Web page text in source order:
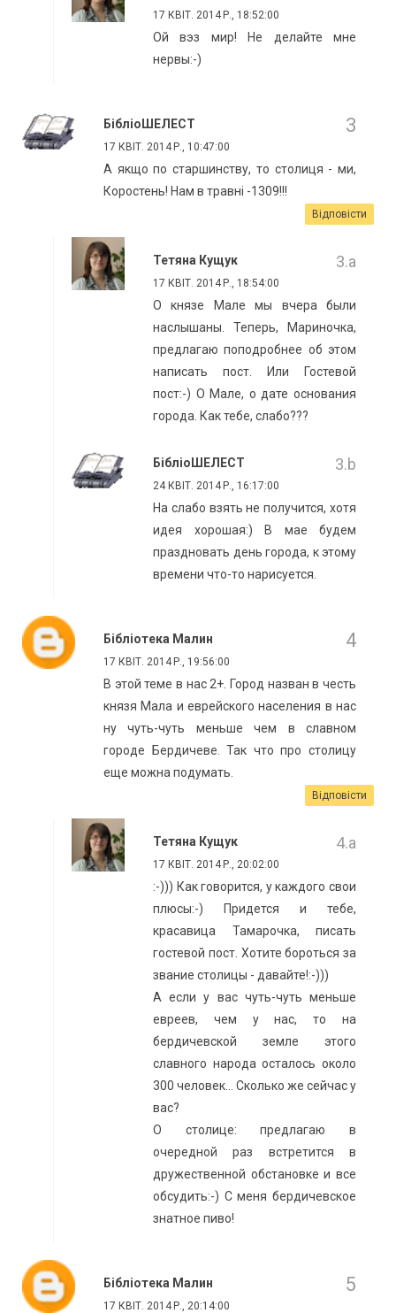
17 КВІТ. 2014 Р., 18:52:00
Ой вэз мир! Не делайте мне
нервы:-)
БібліоШЕЛЕСТ
17 КВІТ. 2014 Р., 10:47:00
А якщо по старшинству, то столиця - ми,
Коростень! Нам в травні -1309!!!
Відповісти
Тетяна Кущук
17 КВІТ. 2014 Р., 18:54:00
О князе Мале мы вчера были
наслышаны. Теперь, Мариночка,
предлагаю поподробнее об этом
написать пост. Или Гостевой
пост:-) О Мале, о дате основания
города. Как тебе, слабо???
БібліоШЕЛЕСТ
24 КВІТ. 2014 Р., 16:17:00
На слабо взять не получится, хотя
идея хорошая:) В мае будем
праздновать день города, к этому
времени что-то нарисуется.
Бібліотека Малин
17 КВІТ. 2014 Р., 19:56:00
В этой теме в нас 2+. Город назван в честь
князя Мала и еврейского населения в нас
ну чуть-чуть меньше чем в славном
городе Бердичеве. Так что про столицу
еще можна подумать.
Відповісти
Тетяна Кущук
17 КВІТ. 2014 Р., 20:02:00
:-))) Как говорится, у каждого свои
плюсы:-) Придется и тебе,
красавица Тамарочка, писать
гостевой пост. Хотите бороться за
звание столицы - давайте!:-)))
А если у вас чуть-чуть меньше
евреев, чем у нас, то на
бердичевской земле этого
славного народа осталось около
300 человек... Сколько же сейчас у
вас?
О столице: предлагаю в
очередной раз встретится в
дружественной обстановке и все
обсудить:-) С меня бердичевское
знатное пиво!
Бібліотека Малин
17 КВІТ. 2014 Р., 20:14:00